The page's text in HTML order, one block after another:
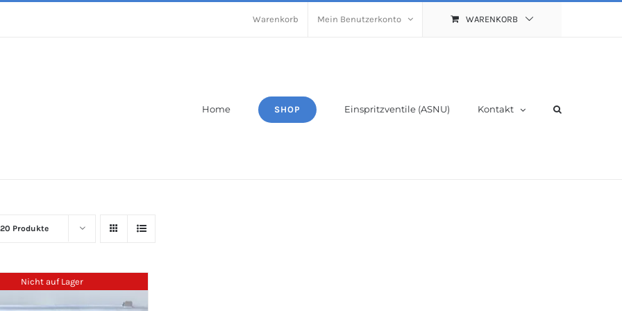
Warenkorb Mein Benutzerkonto WARENKORB
Home SHOP Einspritzventile (ASNU) Kontakt
20 Produkte
Nicht auf Lager